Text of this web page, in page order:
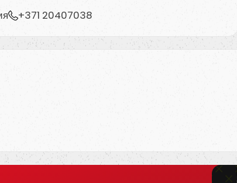
+371 20407038